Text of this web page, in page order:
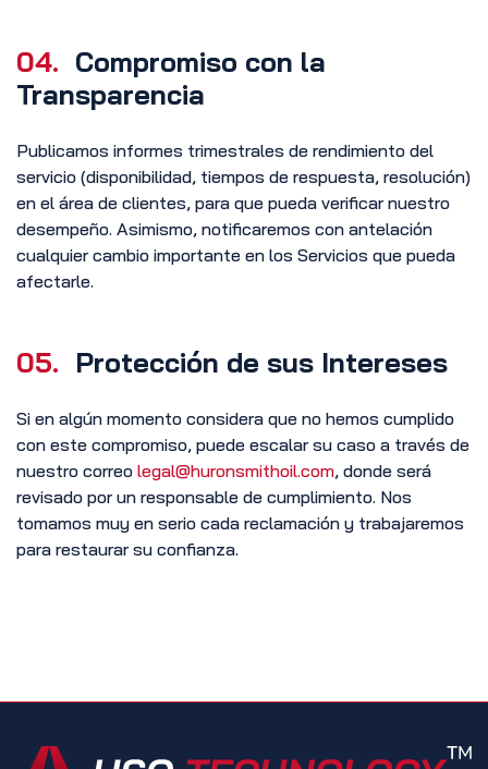
04. Compromiso con la
Transparencia
Publicamos informes trimestrales de rendimiento del
servicio (disponibilidad, tiempos de respuesta, resolución)
en el área de clientes, para que pueda verificar nuestro
desempeño. Asimismo, notificaremos con antelación
cualquier cambio importante en los Servicios que pueda
afectarle.
05. Protección de sus Intereses
Si en algún momento considera que no hemos cumplido
con este compromiso, puede escalar su caso a través de
nuestro correo legal@huronsmithoil.com, donde será
revisado por un responsable de cumplimiento. Nos
tomamos muy en serio cada reclamación y trabajaremos
para restaurar su confianza.